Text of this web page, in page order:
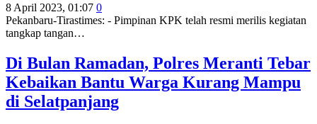
8 April 2023, 01:07 0
Pekanbaru-Tirastimes: - Pimpinan KPK telah resmi merilis kegiatan
tangkap tangan…
Di Bulan Ramadan, Polres Meranti Tebar
Kebaikan Bantu Warga Kurang Mampu
di Selatpanjang